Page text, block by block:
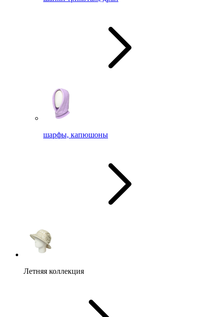
шарфы, капюшоны
Летняя коллекция